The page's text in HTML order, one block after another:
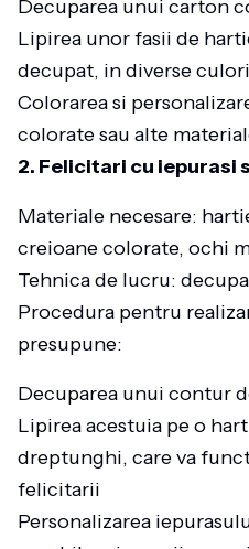
Decuparea unui carton
Lipirea unor fasii de
decupat, in diverse
Colorarea si
colorate sau alte
2. Felicitari cu iepurasi
Materiale necesare:
creioane colorate, ochi
Tehnica de lucru:
Procedura pentru
presupune:
Decuparea unui contur
Lipirea acestuia pe o
dreptunghi, care va
felicitarii
Personalizarea